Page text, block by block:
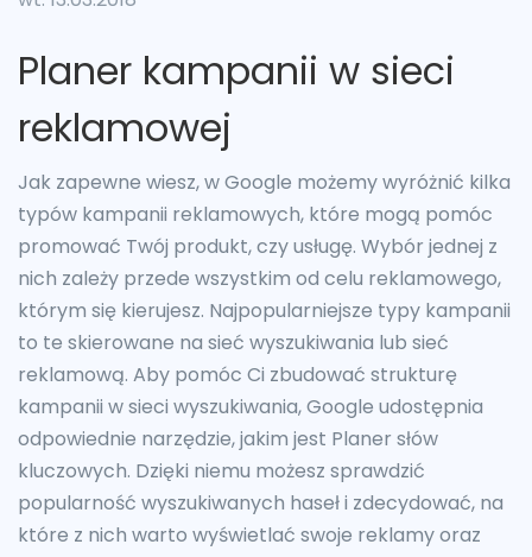
Planer kampanii w sieci
reklamowej
Jak zapewne wiesz, w Google możemy wyróżnić kilka
typów kampanii reklamowych, które mogą pomóc
promować Twój produkt, czy usługę. Wybór jednej z
nich zależy przede wszystkim od celu reklamowego,
którym się kierujesz. Najpopularniejsze typy kampanii
to te skierowane na sieć wyszukiwania lub sieć
reklamową. Aby pomóc Ci zbudować strukturę
kampanii w sieci wyszukiwania, Google udostępnia
odpowiednie narzędzie, jakim jest Planer słów
kluczowych. Dzięki niemu możesz sprawdzić
popularność wyszukiwanych haseł i zdecydować, na
które z nich warto wyświetlać swoje reklamy oraz